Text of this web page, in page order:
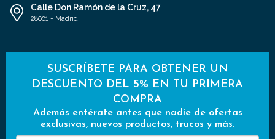
Calle Don Ramón de la Cruz, 47
28001 - Madrid
SUSCRÍBETE PARA OBTENER UN
DESCUENTO DEL 5% EN TU PRIMERA
COMPRA
Además entérate antes que nadie de ofertas
exclusivas, nuevos productos, trucos y más.